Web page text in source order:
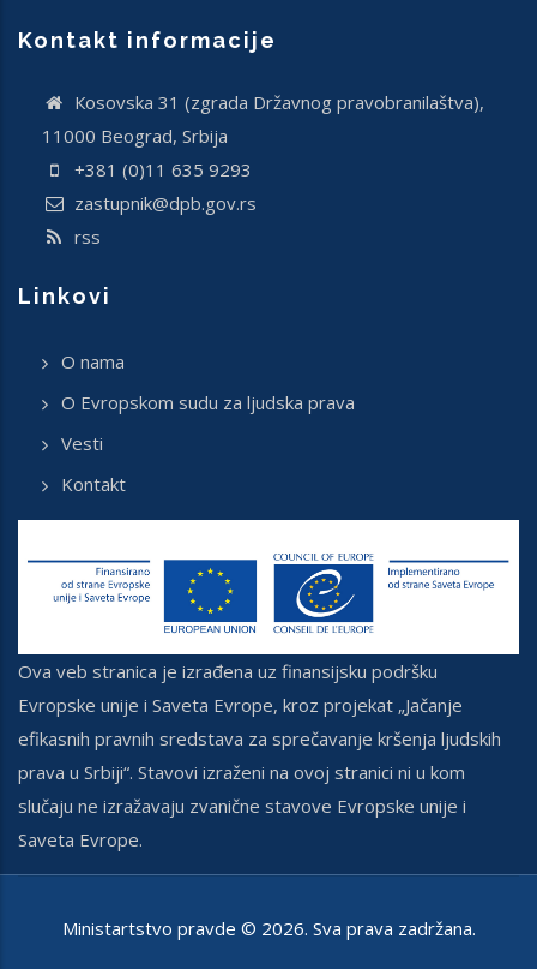
Kontakt informacije
Кosovska 31 (zgrada Državnog pravobranilaštva),
11000 Beograd, Srbija
+381 (0)11 635 9293
zastupnik@dpb.gov.rs
rss
Linkovi
O nama
O Evropskom sudu za ljudska prava
Vesti
Kontakt
Ova veb stranica je izrađena uz finansijsku podršku
Evropske unije i Saveta Evrope, kroz projekat „Jačanje
efikasnih pravnih sredstava za sprečavanje kršenja ljudskih
prava u Srbiji“. Stavovi izraženi na ovoj stranici ni u kom
slučaju ne izražavaju zvanične stavove Evropske unije i
Saveta Evrope.
Ministartstvo pravde © 2026. Sva prava zadržana.